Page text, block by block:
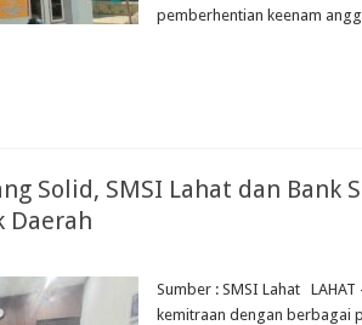
pemberhentian keenam
Solid, SMSI Lahat dan Bank
Daerah
Sumber : SMSI Lahat
kemitraan dengan berbagai